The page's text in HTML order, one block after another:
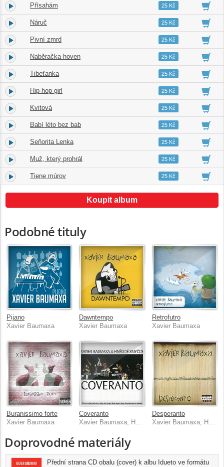
2. Přísahám 02:5225 Kč
3. Náruč 03:2025 Kč
4. Pivní zmrd 04:1425 Kč
5. Naběračka hoven 03:3625 Kč
6. Tibeťanka 02:5725 Kč
7. Hip-hop girl 03:4025 Kč
8. Kvitová 03:4525 Kč
9. Babí léto bez bab 03:2425 Kč
10. Seňorita Lenka 03:3625 Kč
11. Muž, který prohrál 05:0025 Kč
12. Tiene múrov 03:1825 Kč
Koupit album
Podobné tituly
Pijano
Xavier Baumaxa
Dawntempo
Xavier Baumaxa
Retrofutro
Xavier Baumaxa
Buranissimo forte
Xavier Baumaxa
Coveranto
Xavier Baumaxa, Hněddé smyčce
Desperanto
Xavier Baumaxa, Hněddé smyčce
Doprovodné materiály
Přední strana CD obalu (cover) k albu Idueto ve formátu